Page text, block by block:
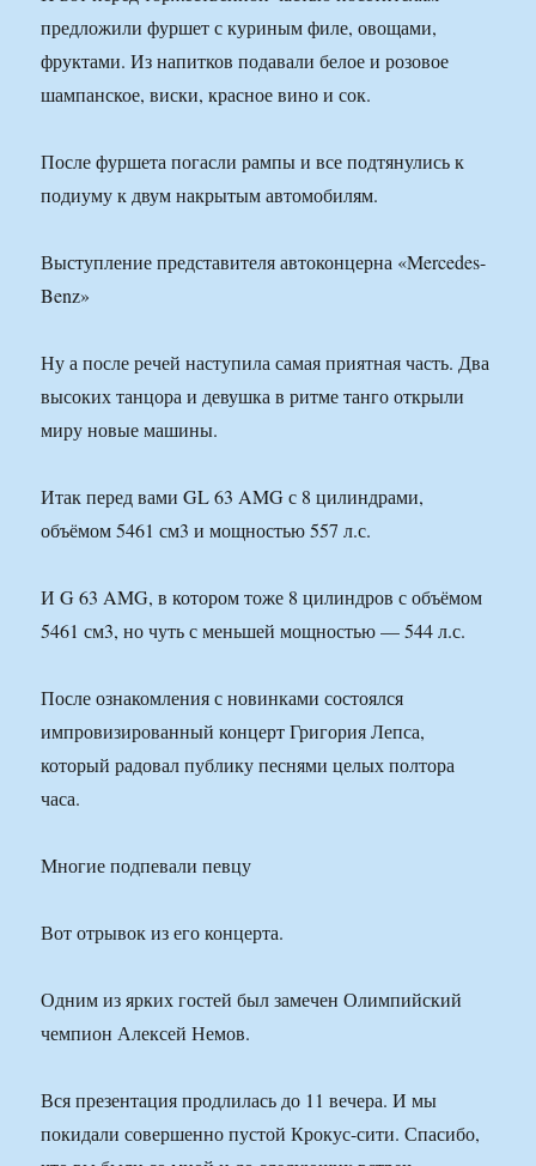
предложили фуршет с куриным филе, овощами,
фруктами. Из напитков подавали белое и розовое
шампанское, виски, красное вино и сок.
После фуршета погасли рампы и все подтянулись к
подиуму к двум накрытым автомобилям.
Выступление представителя автоконцерна «Mercedes-
Benz»
Ну а после речей наступила самая приятная часть. Два
высоких танцора и девушка в ритме танго открыли
миру новые машины.
Итак перед вами GL 63 AMG с 8 цилиндрами,
объёмом 5461 см3 и мощностью 557 л.с.
И G 63 AMG, в котором тоже 8 цилиндров с объёмом
5461 см3, но чуть с меньшей мощностью — 544 л.с.
После ознакомления с новинками состоялся
импровизированный концерт Григория Лепса,
который радовал публику песнями целых полтора
часа.
Многие подпевали певцу
Вот отрывок из его концерта.
Одним из ярких гостей был замечен Олимпийский
чемпион Алексей Немов.
Вся презентация продлилась до 11 вечера. И мы
покидали совершенно пустой Крокус-сити. Спасибо,